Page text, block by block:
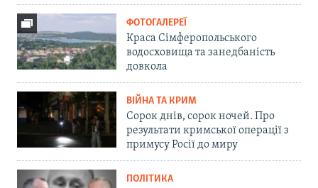
ФОТОГАЛЕРЕЇ
Краса Сімферопольського
водосховища та занедбаність
довкола
ВІЙНА ТА КРИМ
Сорок днів, сорок ночей. Про
результати кримської операції з
примусу Росії до миру
ПОЛІТИКА